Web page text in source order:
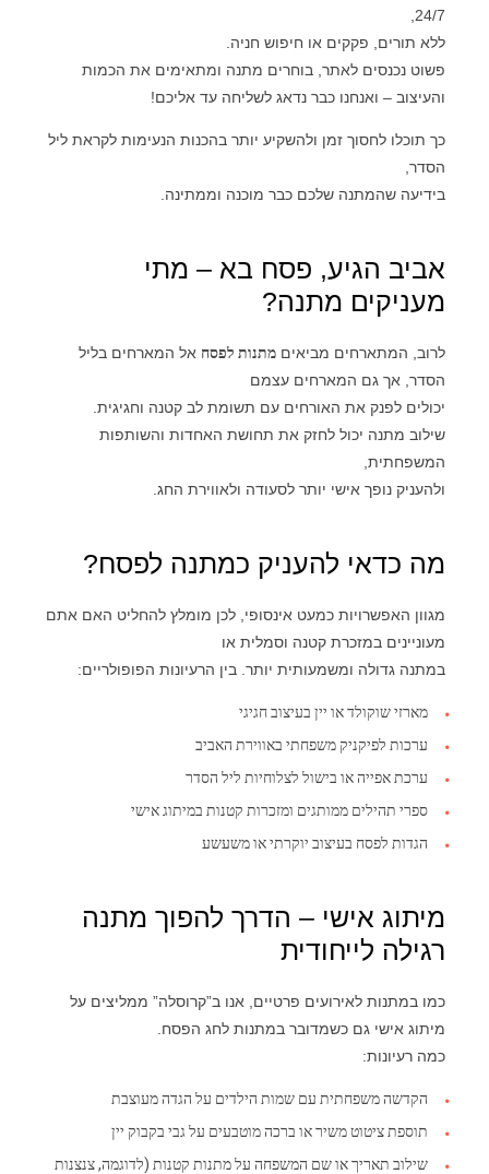
24/7,
ללא תורים, פקקים או חיפוש חניה.
פשוט נכנסים לאתר, בוחרים מתנה ומתאימים את הכמות
והעיצוב – ואנחנו כבר נדאג לשליחה עד אליכם!
כך תוכלו לחסוך זמן ולהשקיע יותר בהכנות הנעימות לקראת ליל
הסדר,
בידיעה שהמתנה שלכם כבר מוכנה וממתינה.
אביב הגיע, פסח בא – מתי
מעניקים מתנה?
לרוב, המתארחים מביאים מתנות לפסח אל המארחים בליל
הסדר, אך גם המארחים עצמם
יכולים לפנק את האורחים עם תשומת לב קטנה וחגיגית.
שילוב מתנה יכול לחזק את תחושת האחדות והשותפות
המשפחתית,
ולהעניק נופך אישי יותר לסעודה ולאווירת החג.
מה כדאי להעניק כמתנה לפסח?
מגוון האפשרויות כמעט אינסופי, לכן מומלץ להחליט האם אתם
מעוניינים במזכרת קטנה וסמלית או
במתנה גדולה ומשמעותית יותר. בין הרעיונות הפופולריים:
מארזי שוקולד או יין בעיצוב חגיגי
ערכות לפיקניק משפחתי באווירת האביב
ערכת אפייה או בישול לצלוחיות ליל הסדר
ספרי תהילים ממותגים ומזכרות קטנות במיתוג אישי
הגדות לפסח בעיצוב יוקרתי או משעשע
מיתוג אישי – הדרך להפוך מתנה
רגילה לייחודית
כמו במתנות לאירועים פרטיים, אנו ב”קרוסלה” ממליצים על
מיתוג אישי גם כשמדובר במתנות לחג הפסח.
כמה רעיונות:
הקדשה משפחתית עם שמות הילדים על הגדה מעוצבת
תוספת ציטוט משיר או ברכה מוטבעים על גבי בקבוק יין
שילוב תאריך או שם המשפחה על מתנות קטנות (לדוגמה, צנצנות